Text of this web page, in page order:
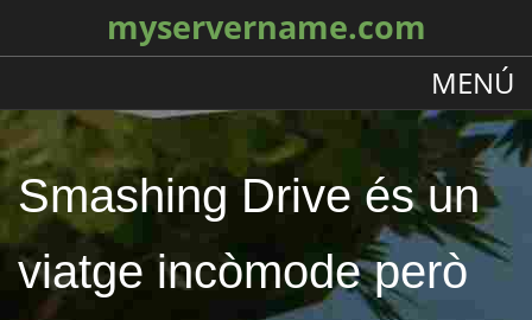
myservername.com
MENÚ
Smashing Drive és un
viatge incòmode però